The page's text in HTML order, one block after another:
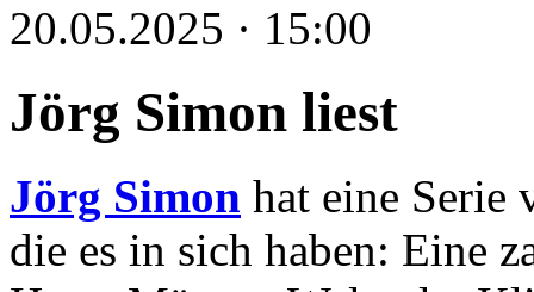
20.05.2025 · 15:00
Jörg Simon liest
Jörg Simon hat eine Serie
die es in sich haben: Eine